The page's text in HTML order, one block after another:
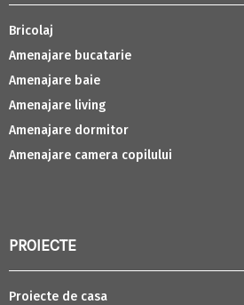
Bricolaj
Amenajare bucatarie
Amenajare baie
Amenajare living
Amenajare dormitor
Amenajare camera copilului
PROIECTE
Proiecte de casa